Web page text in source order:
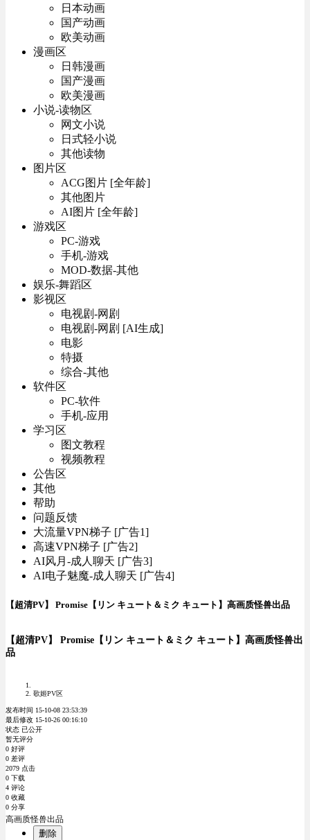
日本动画
国产动画
欧美动画
漫画区
日韩漫画
国产漫画
欧美漫画
小说-读物区
网文小说
日式轻小说
其他读物
图片区
ACG图片 [全年龄]
其他图片
AI图片 [全年龄]
游戏区
PC-游戏
手机-游戏
MOD-数据-其他
娱乐-舞蹈区
影视区
电视剧-网剧
电视剧-网剧 [AI生成]
电影
特摄
综合-其他
软件区
PC-软件
手机-应用
学习区
图文教程
视频教程
公告区
其他
帮助
问题反馈
大流量VPN梯子 [广告1]
高速VPN梯子 [广告2]
AI风月-成人聊天 [广告3]
AI电子魅魔-成人聊天 [广告4]
【超清PV】 Promise【リン キュート＆ミク キュート】高画质怪兽出品
【超清PV】 Promise【リン キュート＆ミク キュート】高画质怪兽出
品
歌姬PV区
发布时间 15-10-08 23:53:39
最后修改 15-10-26 00:16:10
状态 已公开
暂无评分
0 好评
0 差评
2079 点击
0 下载
4 评论
0 收藏
0 分享
高画质怪兽出品
删除